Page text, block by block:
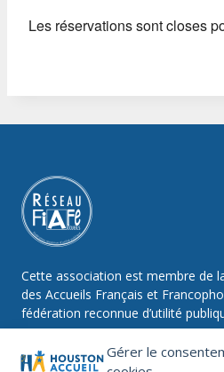
Gérer le
Les réservations sont closes
Cette association est membre de
des Accueils Français et
fédération reconnue d’utilité